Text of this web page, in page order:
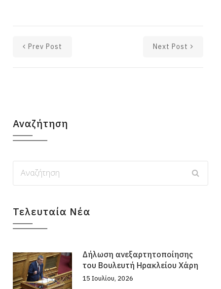
Prev Post Next Post
Αναζήτηση
Τελευταία Νέα
Δήλωση ανεξαρτητοποίησης
του Βουλευτή Ηρακλείου Χάρη
15 Ιουλίου, 2026